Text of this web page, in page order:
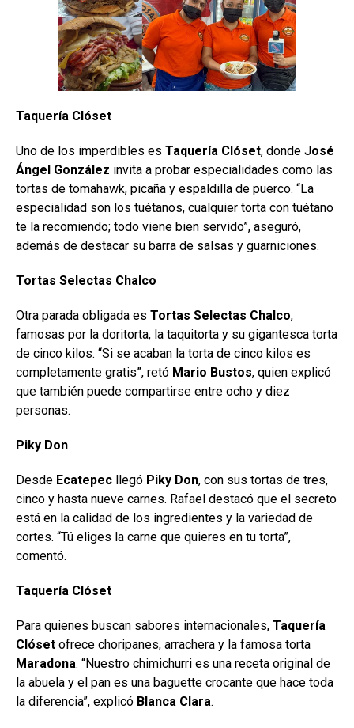
Taquería Clóset
Uno de los imperdibles es Taquería Clóset, donde José
Ángel González invita a probar especialidades como las
tortas de tomahawk, picaña y espaldilla de puerco. “La
especialidad son los tuétanos, cualquier torta con tuétano
te la recomiendo; todo viene bien servido”, aseguró,
además de destacar su barra de salsas y guarniciones.
Tortas Selectas Chalco
Otra parada obligada es Tortas Selectas Chalco,
famosas por la doritorta, la taquitorta y su gigantesca torta
de cinco kilos. “Si se acaban la torta de cinco kilos es
completamente gratis”, retó Mario Bustos, quien explicó
que también puede compartirse entre ocho y diez
personas.
Piky Don
Desde Ecatepec llegó Piky Don, con sus tortas de tres,
cinco y hasta nueve carnes. Rafael destacó que el secreto
está en la calidad de los ingredientes y la variedad de
cortes. “Tú eliges la carne que quieres en tu torta”,
comentó.
Taquería Clóset
Para quienes buscan sabores internacionales, Taquería
Clóset ofrece choripanes, arrachera y la famosa torta
Maradona. “Nuestro chimichurri es una receta original de
la abuela y el pan es una baguette crocante que hace toda
la diferencia”, explicó Blanca Clara.